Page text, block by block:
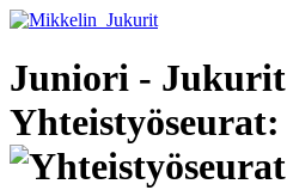
Juniori - Jukurit
Yhteistyöseurat: